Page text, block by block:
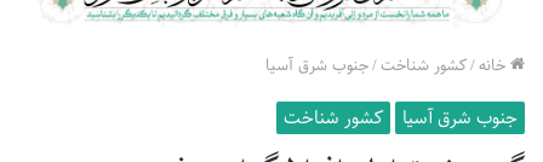
خانه/کشور شناخت/جنوب شرق آسیا
جنوب شرق آسیا کشور شناخت